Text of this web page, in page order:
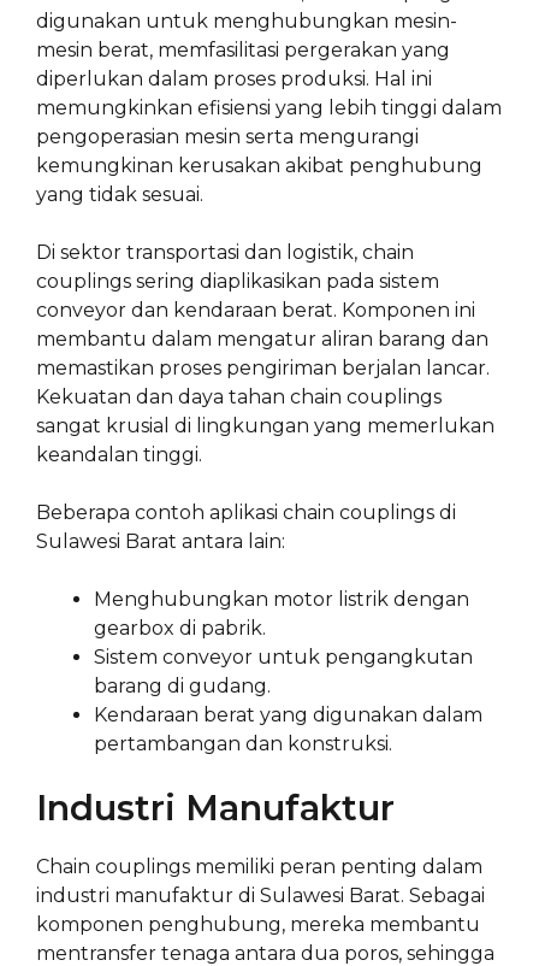
digunakan untuk menghubungkan mesin-
mesin berat, memfasilitasi pergerakan yang
diperlukan dalam proses produksi. Hal ini
memungkinkan efisiensi yang lebih tinggi dalam
pengoperasian mesin serta mengurangi
kemungkinan kerusakan akibat penghubung
yang tidak sesuai.
Di sektor transportasi dan logistik, chain
couplings sering diaplikasikan pada sistem
conveyor dan kendaraan berat. Komponen ini
membantu dalam mengatur aliran barang dan
memastikan proses pengiriman berjalan lancar.
Kekuatan dan daya tahan chain couplings
sangat krusial di lingkungan yang memerlukan
keandalan tinggi.
Beberapa contoh aplikasi chain couplings di
Sulawesi Barat antara lain:
Menghubungkan motor listrik dengan
gearbox di pabrik.
Sistem conveyor untuk pengangkutan
barang di gudang.
Kendaraan berat yang digunakan dalam
pertambangan dan konstruksi.
Industri Manufaktur
Chain couplings memiliki peran penting dalam
industri manufaktur di Sulawesi Barat. Sebagai
komponen penghubung, mereka membantu
mentransfer tenaga antara dua poros, sehingga